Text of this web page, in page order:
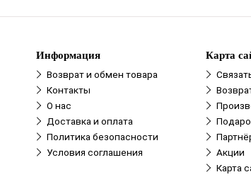
Информация
Возврат и обмен товара
Контакты
О нас
Доставка и оплата
Политика безопасности
Условия соглашения
Карта
Акции
Карта